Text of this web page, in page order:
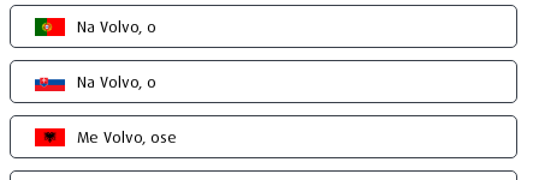
Na Volvo, o
Na Volvo, o
Me Volvo, ose